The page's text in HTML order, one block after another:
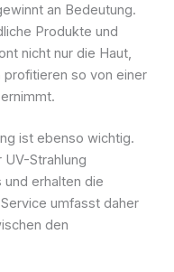
an Bedeutung.
Produkte und
nicht nur die Haut,
profitieren so von einer
ist ebenso wichtig.
Strahlung
erhalten die
umfasst daher
den